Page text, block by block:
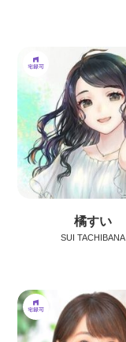
橘すい
SUI TACHIBANA